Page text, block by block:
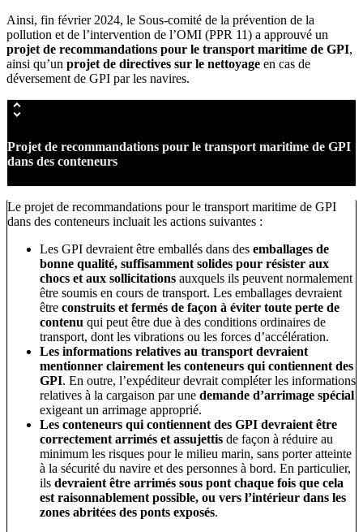
Ainsi, fin février 2024, le Sous-comité de la prévention de la
pollution et de l’intervention de l’OMI (PPR 11) a approuvé un
projet de recommandations pour le transport maritime de GPI,
ainsi qu’un projet de directives sur le nettoyage en cas de
déversement de GPI par les navires.
Projet de recommandations pour le transport maritime de GPI
dans des conteneurs
Le projet de recommandations pour le transport maritime de GPI
dans des conteneurs incluait les actions suivantes :
Les GPI devraient être emballés dans des emballages de
bonne qualité, suffisamment solides pour résister aux
chocs et aux sollicitations auxquels ils peuvent normalement
être soumis en cours de transport. Les emballages devraient
être construits et fermés de façon à éviter toute perte de
contenu qui peut être due à des conditions ordinaires de
transport, dont les vibrations ou les forces d’accélération.
Les informations relatives au transport devraient
mentionner clairement les conteneurs qui contiennent des
GPI. En outre, l’expéditeur devrait compléter les informations
relatives à la cargaison par une demande d’arrimage spécial
exigeant un arrimage approprié.
Les conteneurs qui contiennent des GPI devraient être
correctement arrimés et assujettis de façon à réduire au
minimum les risques pour le milieu marin, sans porter atteinte
à la sécurité du navire et des personnes à bord. En particulier,
ils devraient être arrimés sous pont chaque fois que cela
est raisonnablement possible, ou vers l’intérieur dans les
zones abritées des ponts exposés.